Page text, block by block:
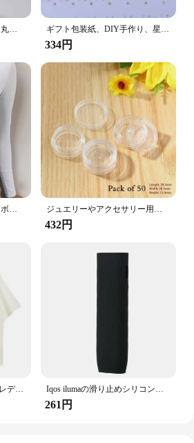
1セットあたり2ペア小さな丸いサングラス女性かわいいスキニー猫目アイウェア男性ビンテージナローキャットアイサングラスセット ギフト包装紙、DIY手作り、星愛のドットパターン、ティッシュペーパー、花の包装素材、50x70 cm、ロットあたり10枚
334円
女性用長袖スクエアネックボディスーツ,ベーシックな黒のオーバーオール,セクシーなボディコン,シースクロッチ,ストリートウェア,直送 ジュエリーやアクセサリー用の透明なプラスチックビーズ,50およびピース/セット個のボックス,小さな丸い容器,カップ,オーガナイザー用の収納ボックス
432円
WAVLATII 特大夏 Tシャツレディースメンズブラウンカジュアル女性韓国ストリート Tシャツユニセックスベーシックソリッドヤングクールトップス Iqos ilumaの滑り止めシリコンケース,カラフルな保護カバー,iqos oneアクセサリー用
261円